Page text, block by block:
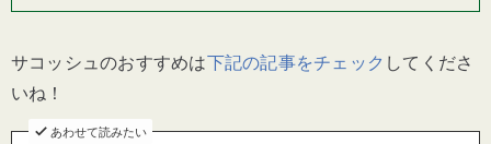
サコッシュのおすすめは下記の記事をチェック してくださ
いね！
あわせて読みたい